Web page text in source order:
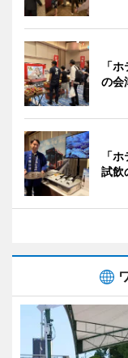
「
の会
「
試飲